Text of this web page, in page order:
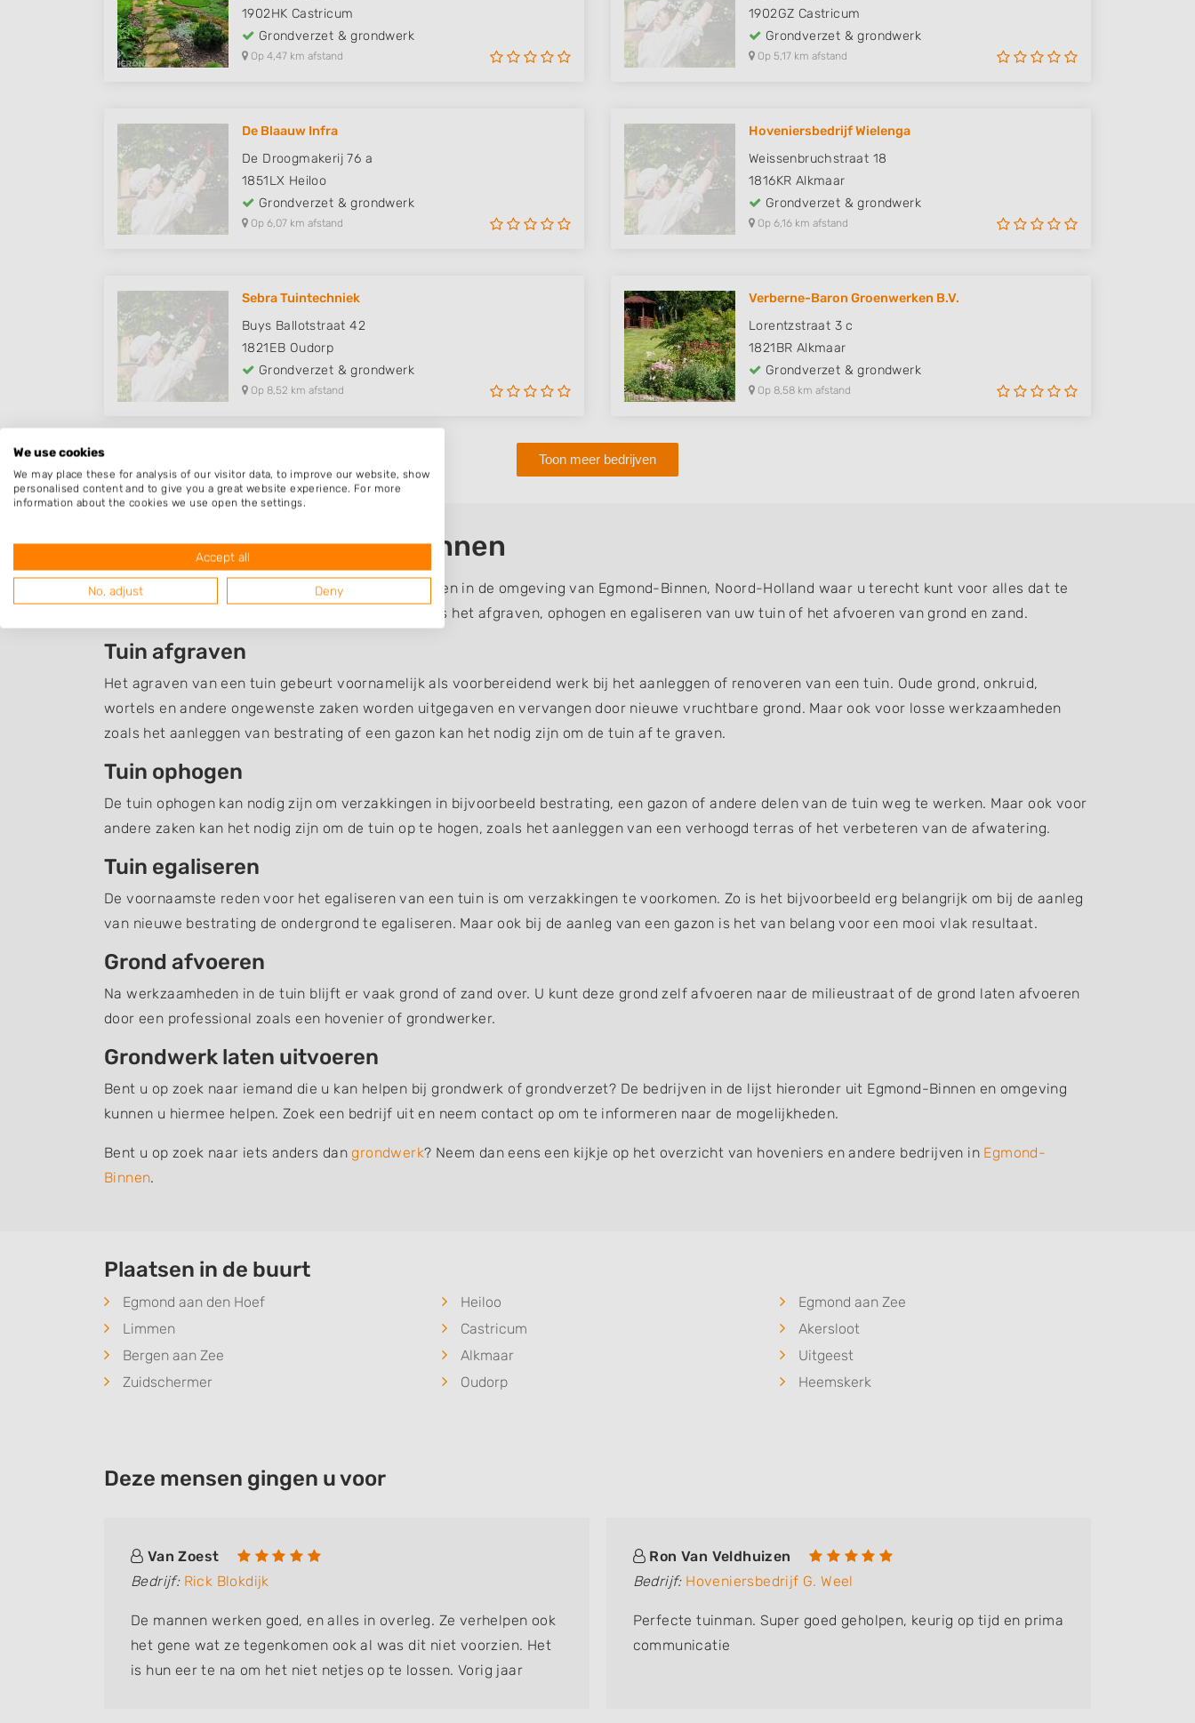
1902HK Castricum
Grondverzet & grondwerk
Op 4,47 km afstand
1902GZ Castricum
Grondverzet & grondwerk
Op 5,17 km afstand
De Blaauw Infra
De Droogmakerij 76 a
1851LX Heiloo
Grondverzet & grondwerk
Op 6,07 km afstand
Hoveniersbedrijf Wielenga
Weissenbruchstraat 18
1816KR Alkmaar
Grondverzet & grondwerk
Op 6,16 km afstand
Sebra Tuintechniek
Buys Ballotstraat 42
1821EB Oudorp
Grondverzet & grondwerk
Op 8,52 km afstand
Verberne-Baron Groenwerken B.V.
Lorentzstraat 3 c
1821BR Alkmaar
Grondverzet & grondwerk
Op 8,58 km afstand
Toon meer bedrijven
Grondverzet Egmond-Binnen
Een overzicht van hoveniers en en andere bedrijven in de omgeving van Egmond-Binnen, Noord-Holland waar u terecht kunt voor alles dat te
maken heeft met grondverzet en grondwerk, zoals het afgraven, ophogen en egaliseren van uw tuin of het afvoeren van grond en zand.
Tuin afgraven
Het agraven van een tuin gebeurt voornamelijk als voorbereidend werk bij het aanleggen of renoveren van een tuin. Oude grond, onkruid,
wortels en andere ongewenste zaken worden uitgegaven en vervangen door nieuwe vruchtbare grond. Maar ook voor losse werkzaamheden
zoals het aanleggen van bestrating of een gazon kan het nodig zijn om de tuin af te graven.
Tuin ophogen
De tuin ophogen kan nodig zijn om verzakkingen in bijvoorbeeld bestrating, een gazon of andere delen van de tuin weg te werken. Maar ook voor
andere zaken kan het nodig zijn om de tuin op te hogen, zoals het aanleggen van een verhoogd terras of het verbeteren van de afwatering.
Tuin egaliseren
De voornaamste reden voor het egaliseren van een tuin is om verzakkingen te voorkomen. Zo is het bijvoorbeeld erg belangrijk om bij de aanleg
van nieuwe bestrating de ondergrond te egaliseren. Maar ook bij de aanleg van een gazon is het van belang voor een mooi vlak resultaat.
Grond afvoeren
Na werkzaamheden in de tuin blijft er vaak grond of zand over. U kunt deze grond zelf afvoeren naar de milieustraat of de grond laten afvoeren
door een professional zoals een hovenier of grondwerker.
Grondwerk laten uitvoeren
Bent u op zoek naar iemand die u kan helpen bij grondwerk of grondverzet? De bedrijven in de lijst hieronder uit Egmond-Binnen en omgeving
kunnen u hiermee helpen. Zoek een bedrijf uit en neem contact op om te informeren naar de mogelijkheden.
Bent u op zoek naar iets anders dangrondwerk? Neem dan eens een kijkje op het overzicht van hoveniers en andere bedrijven in Egmond-
Binnen.
Plaatsen in de buurt
Egmond aan den Hoef Heiloo
Egmond aan Zee
Limmen
Castricum
Akersloot
Bergen aan Zee
Alkmaar
Uitgeest
Zuidschermer
Oudorp Heemskerk
Deze mensen gingen u voor
Van Zoest
Bedrijf: Rick Blokdijk
De mannen werken goed, en alles in overleg. Ze verhelpen ook
het gene wat ze tegenkomen ook al was dit niet voorzien. Het
is hun eer te na om het niet netjes op te lossen. Vorig jaar
Ron Van Veldhuizen
Bedrijf: Hoveniersbedrijf G. Weel
Perfecte tuinman. Super goed geholpen, keurig op tijd en prima
communicatie
We use cookies
We may place these for analysis of our visitor data, to improve our website, show
personalised content and to give you a great website experience. For more
information about the cookies we use open the settings.
Accept all
No, adjust Deny